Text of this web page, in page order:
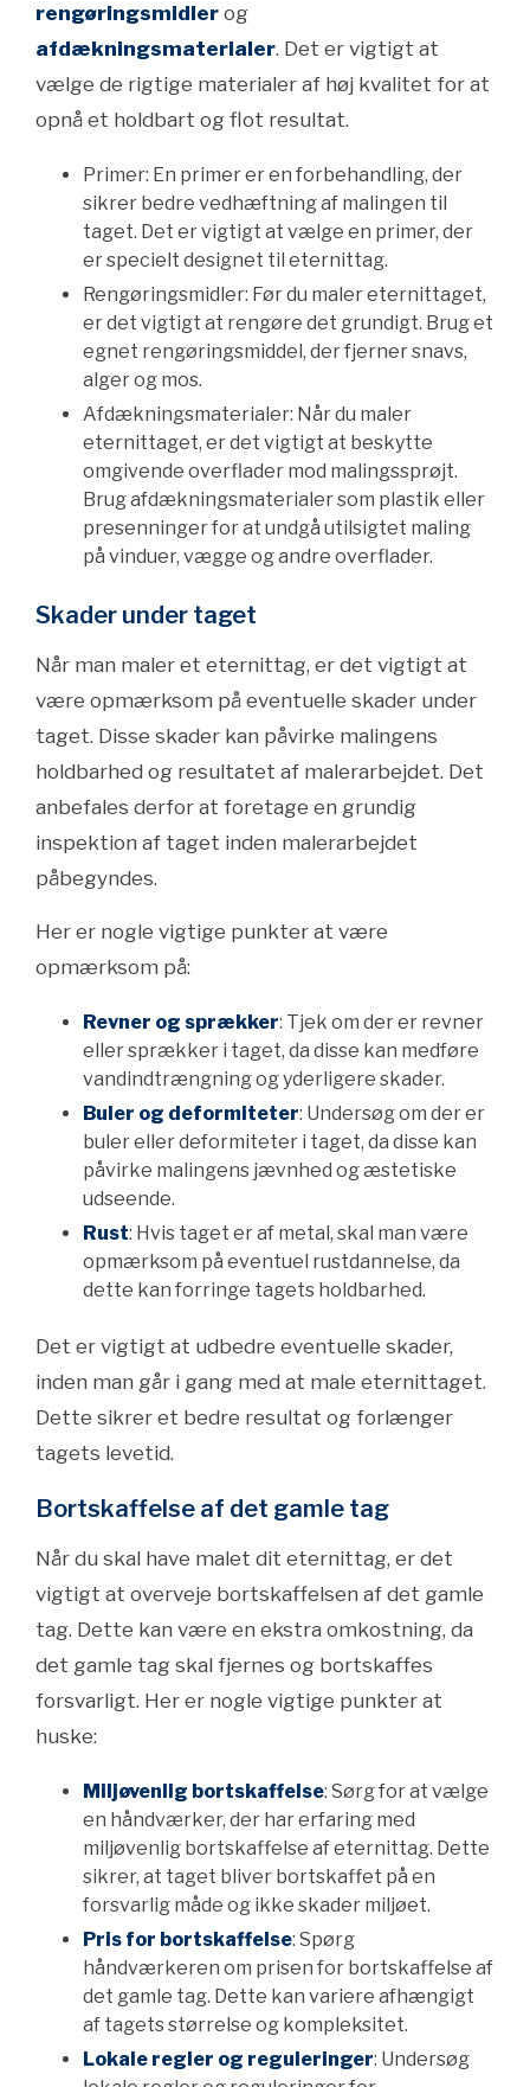
rengøringsmidler og
afdækningsmaterialer. Det er vigtigt at
vælge de rigtige materialer af høj kvalitet for at
opnå et holdbart og flot resultat.
Primer: En primer er en forbehandling, der
sikrer bedre vedhæftning af malingen til
taget. Det er vigtigt at vælge en primer, der
er specielt designet til eternittag.
Rengøringsmidler: Før du maler eternittaget,
er det vigtigt at rengøre det grundigt. Brug et
egnet rengøringsmiddel, der fjerner snavs,
alger og mos.
Afdækningsmaterialer: Når du maler
eternittaget, er det vigtigt at beskytte
omgivende overflader mod malingssprøjt.
Brug afdækningsmaterialer som plastik eller
presenninger for at undgå utilsigtet maling
på vinduer, vægge og andre overflader.
Skader under taget
Når man maler et eternittag, er det vigtigt at
være opmærksom på eventuelle skader under
taget. Disse skader kan påvirke malingens
holdbarhed og resultatet af malerarbejdet. Det
anbefales derfor at foretage en grundig
inspektion af taget inden malerarbejdet
påbegyndes.
Her er nogle vigtige punkter at være
opmærksom på:
Revner og sprækker: Tjek om der er revner
eller sprækker i taget, da disse kan medføre
vandindtrængning og yderligere skader.
Buler og deformiteter: Undersøg om der er
buler eller deformiteter i taget, da disse kan
påvirke malingens jævnhed og æstetiske
udseende.
Rust: Hvis taget er af metal, skal man være
opmærksom på eventuel rustdannelse, da
dette kan forringe tagets holdbarhed.
Det er vigtigt at udbedre eventuelle skader,
inden man går i gang med at male eternittaget.
Dette sikrer et bedre resultat og forlænger
tagets levetid.
Bortskaffelse af det gamle tag
Når du skal have malet dit eternittag, er det
vigtigt at overveje bortskaffelsen af det gamle
tag. Dette kan være en ekstra omkostning, da
det gamle tag skal fjernes og bortskaffes
forsvarligt. Her er nogle vigtige punkter at
huske:
Miljøvenlig bortskaffelse: Sørg for at vælge
en håndværker, der har erfaring med
miljøvenlig bortskaffelse af eternittag. Dette
sikrer, at taget bliver bortskaffet på en
forsvarlig måde og ikke skader miljøet.
Pris for bortskaffelse: Spørg
håndværkeren om prisen for bortskaffelse af
det gamle tag. Dette kan variere afhængigt
af tagets størrelse og kompleksitet.
Lokale regler og reguleringer: Undersøg